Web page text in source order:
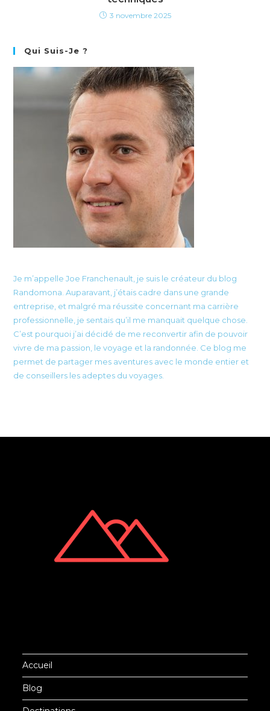
3 novembre 2025
Qui Suis-Je ?
Je m’appelle Joe Franchenault, je suis le créateur du blog
Randomona. Auparavant, j’étais cadre dans une grande
entreprise, et malgré ma réussite concernant ma carrière
professionnelle, je sentais qu’il me manquait quelque chose.
C’est pourquoi j’ai décidé de me reconvertir afin de pouvoir
vivre de ma passion, le voyage et la randonnée. Ce blog me
permet de partager mes aventures avec le monde entier et
de conseillers les adeptes du voyages.
Accueil
Blog